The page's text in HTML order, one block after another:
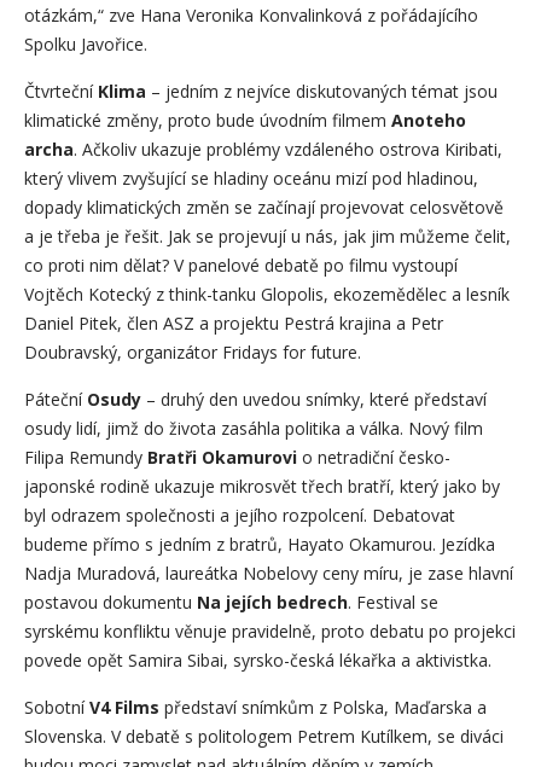
otázkám,“ zve Hana Veronika Konvalinková z pořádajícího
Spolku Javořice.
Čtvrteční Klima – jedním z nejvíce diskutovaných témat jsou
klimatické změny, proto bude úvodním filmem Anoteho
archa. Ačkoliv ukazuje problémy vzdáleného ostrova Kiribati,
který vlivem zvyšující se hladiny oceánu mizí pod hladinou,
dopady klimatických změn se začínají projevovat celosvětově
a je třeba je řešit. Jak se projevují u nás, jak jim můžeme čelit,
co proti nim dělat? V panelové debatě po filmu vystoupí
Vojtěch Kotecký z think-tanku Glopolis, ekozemědělec a lesník
Daniel Pitek, člen ASZ a projektu Pestrá krajina a Petr
Doubravský, organizátor Fridays for future.
Páteční Osudy – druhý den uvedou snímky, které představí
osudy lidí, jimž do života zasáhla politika a válka. Nový film
Filipa Remundy Bratři Okamurovi o netradiční česko-
japonské rodině ukazuje mikrosvět třech bratří, který jako by
byl odrazem společnosti a jejího rozpolcení. Debatovat
budeme přímo s jedním z bratrů, Hayato Okamurou. Jezídka
Nadja Muradová, laureátka Nobelovy ceny míru, je zase hlavní
postavou dokumentu Na jejích bedrech. Festival se
syrskému konfliktu věnuje pravidelně, proto debatu po projekci
povede opět Samira Sibai, syrsko-česká lékařka a aktivistka.
SobotníV4 Films představí snímkům z Polska, Maďarska a
Slovenska. V debatě s politologem Petrem Kutílkem, se diváci